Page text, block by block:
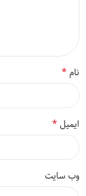
نام*
ایمیل*
وب‌ سایت